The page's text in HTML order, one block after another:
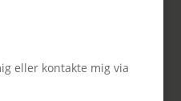
eller kontakte mig via